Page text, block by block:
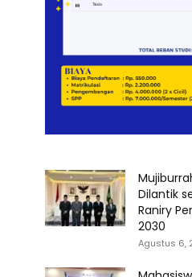
Dilantik
Raniry
2030
Agustus 6,